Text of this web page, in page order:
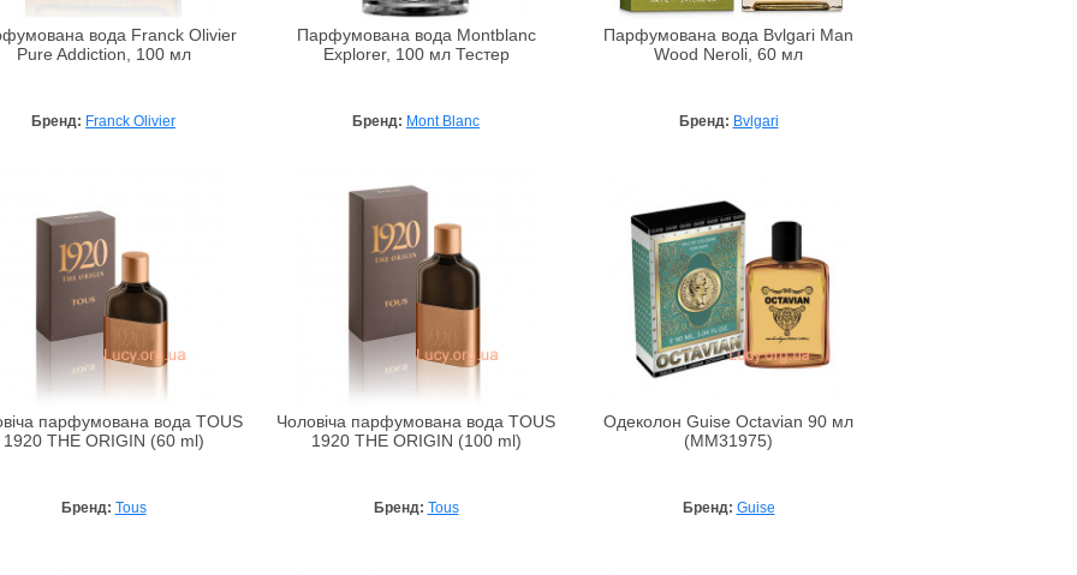
вода Franck Olivier
Pure Addiction, 100 мл
Бренд: Franck Olivier
Парфумована вода Montblanc
Explorer, 100 мл Тестер
Бренд: Mont Blanc
Парфумована вода Bvlgari Man
Wood Neroli, 60 мл
Бренд: Bvlgari
парфумована вода TOUS
1920 THE ORIGIN (60 ml)
Бренд: Tous
Чоловіча парфумована вода TOUS
1920 THE ORIGIN (100 ml)
Бренд: Tous
Одеколон Guise Octavian 90 мл
(MM31975)
Бренд: Guise